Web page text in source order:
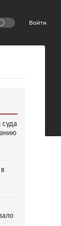
Войти
суда